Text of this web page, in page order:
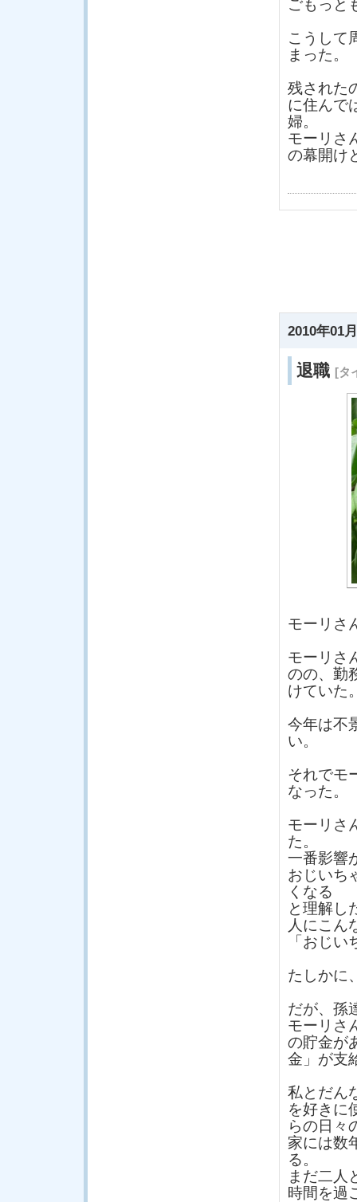
ごもっと
こうして
まった。
残された
に住んで
婦。
モーリさ
の幕開け
2010年01
退職 [タ
モーリさ
モーリさ
のの、勤
けていた
今年は不
い。
それでモ
なった。
モーリさ
た。
一番影響
おじいち
くなる
と理解し
人にこん
「おじ
たしかに
だが、孫
モーリさ
の貯金が
金」が支
私とだん
を好きに
らの日々
家には数
る。
まだ二人
時間を過